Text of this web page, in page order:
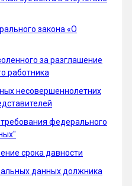
закона «О
за разглашение
работника
несовершеннолетних
федерального
срока давности
данных должника